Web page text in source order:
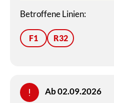
Betroffene Linien:
F1 R32
Ab 02.09.2026